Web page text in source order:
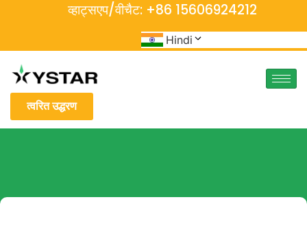
व्हाट्सएप/वीचैट: +86 15606924212
Hindi
त्वरित उद्धरण